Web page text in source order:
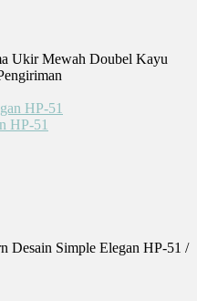
Ukir Mewah Doubel Kayu
HP-51
Desain Simple Elegan HP-51 /